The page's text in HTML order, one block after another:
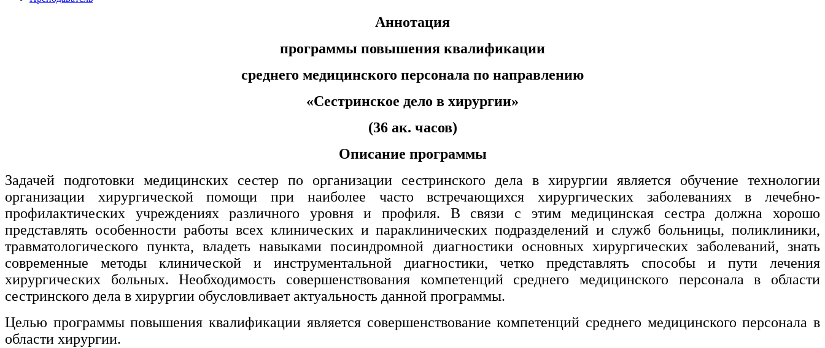
Техника и технологии строительства
Ядерная энергетика и технологии
Физкультура и спорт
Изобразительное и прикладные виды
искусств
Аннотация
программы повышения квалификации
среднего медицинского персонала по направлению
«Сестринское дело в хирургии»
(36 ак. часов)
Описание программы
Задачей подготовки медицинских сестер по организации сестринского дела в хирургии является обучение технологии
организации хирургической помощи при наиболее часто встречающихся хирургических заболеваниях в лечебно-
профилактических учреждениях различного уровня и профиля. В связи с этим медицинская сестра должна хорошо
представлять особенности работы всех клинических и параклинических подразделений и служб больницы, поликлиники,
травматологического пункта, владеть навыками посиндромной диагностики основных хирургических заболеваний, знать
современные методы клинической и инструментальной диагностики, четко представлять способы и пути лечения
хирургических больных. Необходимость совершенствования компетенций среднего медицинского персонала в области
сестринского дела в хирургии обусловливает актуальность данной программы.
Целью программы повышения квалификации является совершенствование компетенций среднего медицинского персонала в
области хирургии.